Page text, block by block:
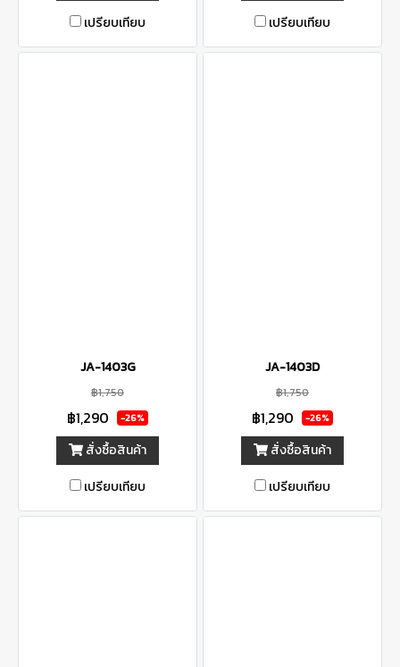
เปรียบเทียบ
เปรียบเทียบ
JA-1403G
฿1,750
฿1,290 -26%
สั่งซื้อสินค้า
เปรียบเทียบ
JA-1403D
฿1,750
฿1,290 -26%
สั่งซื้อสินค้า
เปรียบเทียบ